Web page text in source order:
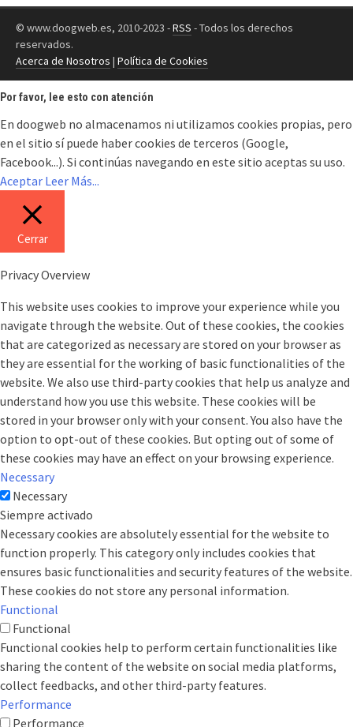
© www.doogweb.es, 2010-2023 -RSS - Todos los derechos
reservados.
Acerca de Nosotros | Política de Cookies
Por favor, lee esto con atención
En doogweb no almacenamos ni utilizamos cookies propias, pero
en el sitio sí puede haber cookies de terceros (Google,
Facebook...). Si continúas navegando en este sitio aceptas su uso.
Aceptar Leer Más...
Cerrar
Privacy Overview
This website uses cookies to improve your experience while you
navigate through the website. Out of these cookies, the cookies
that are categorized as necessary are stored on your browser as
they are essential for the working of basic functionalities of the
website. We also use third-party cookies that help us analyze and
understand how you use this website. These cookies will be
stored in your browser only with your consent. You also have the
option to opt-out of these cookies. But opting out of some of
these cookies may have an effect on your browsing experience.
Necessary
Necessary
Siempre activado
Necessary cookies are absolutely essential for the website to
function properly. This category only includes cookies that
ensures basic functionalities and security features of the website.
These cookies do not store any personal information.
Functional
Functional
Functional cookies help to perform certain functionalities like
sharing the content of the website on social media platforms,
collect feedbacks, and other third-party features.
Performance
Performance